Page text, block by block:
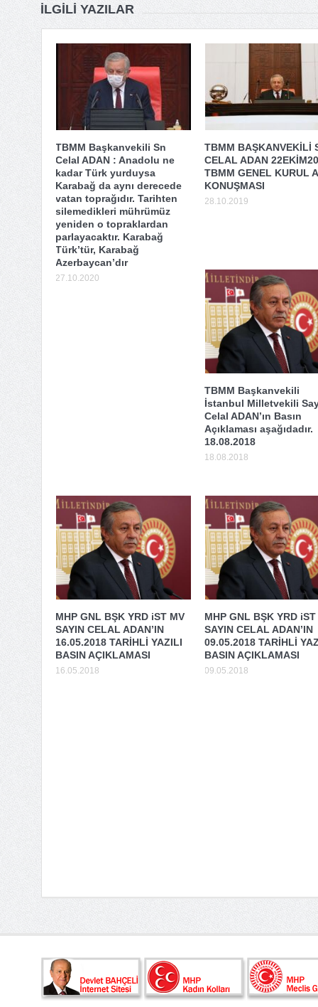
İLGILI YAZILAR
TBMM Başkanvekili Sn
Celal ADAN : Anadolu ne
kadar Türk yurduysa
Karabağ da aynı derecede
vatan toprağıdır. Tarihten
silemedikleri mührümüz
yeniden o topraklardan
parlayacaktır. Karabağ
Türk’tür, Karabağ
Azerbaycan’dır
27.10.2020
TBMM BAŞKANVEKİLİ
CELAL ADAN
TBMM GENEL KURUL
KONUŞMASI
28.10.2019
TBMM Başkanvekili
İstanbul Milletvekili
Celal ADAN’ın Basın
Açıklaması aşağıdadır.
18.08.2018
18.08.2018
MHP GNL BŞK YRD iST MV
SAYIN CELAL ADAN’IN
16.05.2018 TARİHLİ YAZILI
BASIN AÇIKLAMASI
16.05.2018
MHP GNL BŞK YRD
SAYIN CELAL ADAN’IN
09.05.2018 TARİHLİ
BASIN AÇIKLAMASI
09.05.2018